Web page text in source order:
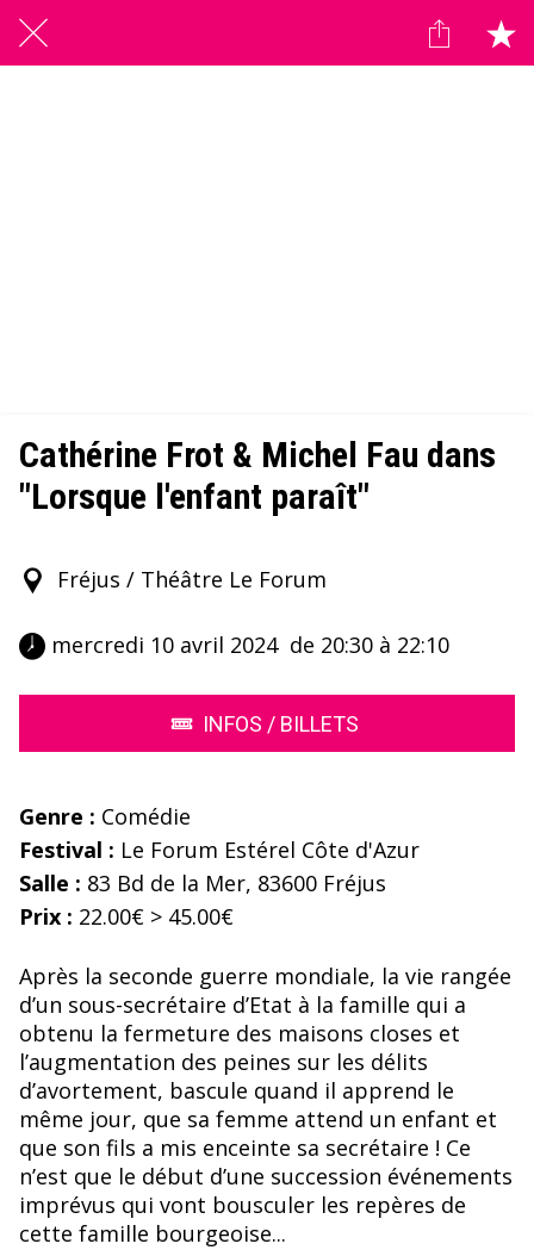
Cathérine Frot & Michel Fau dans
"Lorsque l'enfant paraît"
Fréjus / Théâtre Le Forum
mercredi 10 avril 2024  de 20:30 à 22:10
INFOS / BILLETS
Genre : Comédie
Festival : Le Forum Estérel Côte d'Azur
Salle : 83 Bd de la Mer, 83600 Fréjus
Prix : 22.00€ > 45.00€
Après la seconde guerre mondiale, la vie rangée
d’un sous-secrétaire d’Etat à la famille qui a
obtenu la fermeture des maisons closes et
l’augmentation des peines sur les délits
d’avortement, bascule quand il apprend le
même jour, que sa femme attend un enfant et
que son fils a mis enceinte sa secrétaire ! Ce
n’est que le début d’une succession événements
imprévus qui vont bousculer les repères de
cette famille bourgeoise...